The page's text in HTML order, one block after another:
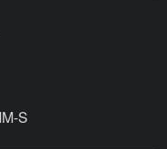
S